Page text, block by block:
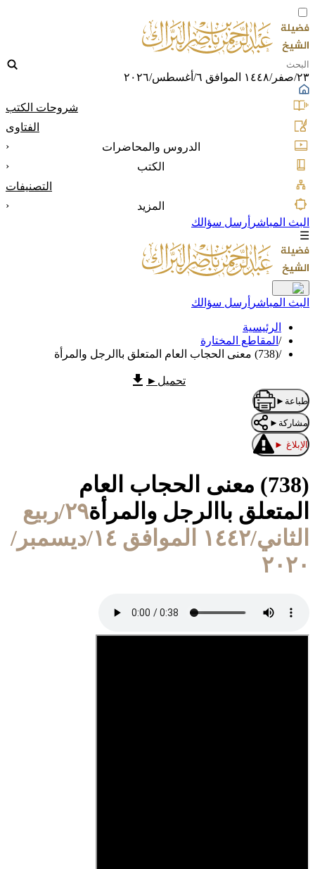
٢٣/صفر/١٤٤٨ الموافق ٦/أغسطس/٢٠٢٦
شروحات الكتب
الفتاوى
الدروس والمحاضرات
‹
الكتب
‹
التصنيفات
المزيد
‹
البث المباشر أرسل سؤالك
☰
البث المباشر أرسل سؤالك
الرئيسية
/ المقاطع المختارة
/(738) معنى الحجاب العام المتعلق باالرجل والمرأة
تحميل ►
طباعة ►
مشاركة ►
الإبلاغ ►
(738) معنى الحجاب العام
المتعلق باالرجل والمرأة
٢٩/ربيع
الثاني/١٤٤٢ الموافق ١٤/ديسمبر/
٢٠٢٠